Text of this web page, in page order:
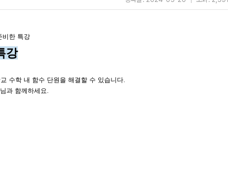
비한 특강
강
수학 내 함수 단원을 해결할 수 있습니다.
과 함께하세요.